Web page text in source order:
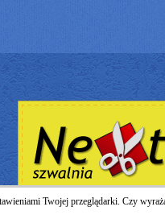
Twojej przeglądarki. Czy